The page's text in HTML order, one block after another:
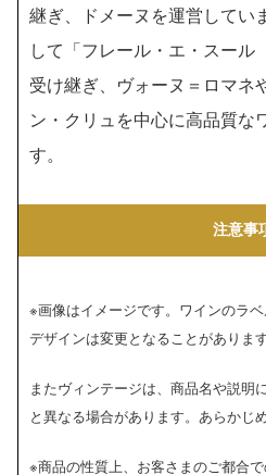
継ぎ、ドメーヌを運営してい
して「フレール・エ・スール
受け継ぎ、ヴォーヌ＝ロマネ
ン・クリュを中心に高品質な
す。
注意事
※画像はイメージです。ワインのラベ
デザインは変更となることがあります
またヴィンテージは、商品名や説明
と異なる場合があります。あらかじ
※商品の性質上、お客さまのご都合